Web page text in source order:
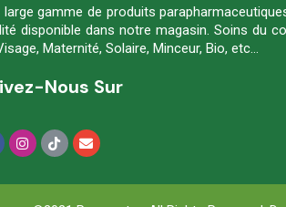
large gamme de produits
disponible dans notre magasin. Soins du
Maternité, Solaire, Minceur, Bio, etc…
Nous Sur